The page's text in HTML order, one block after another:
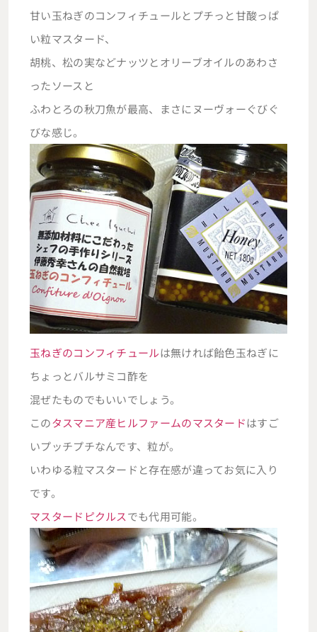
甘い玉ねぎのコンフィチュールとプチっと甘酸っぱ
い粒マスタード、
胡桃、松の実などナッツとオリーブオイルのあわさ
ったソースと
ふわとろの秋刀魚が最高、まさにヌーヴォーぐびぐ
びな感じ。
玉ねぎのコンフィチュールは無ければ飴色玉ねぎに
ちょっとバルサミコ酢を
混ぜたものでもいいでしょう。
このタスマニア産ヒルファームのマスタードはすご
いプッチプチなんです、粒が。
いわゆる粒マスタードと存在感が違ってお気に入り
です。
マスタードピクルスでも代用可能。